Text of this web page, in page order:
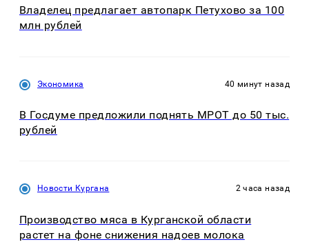
Владелец предлагает автопарк Петухово за 100
млн рублей
Экономика 40 минут назад
В Госдуме предложили поднять МРОТ до 50 тыс.
рублей
Новости Кургана 2 часа назад
Производство мяса в Курганской области
растет на фоне снижения надоев молока